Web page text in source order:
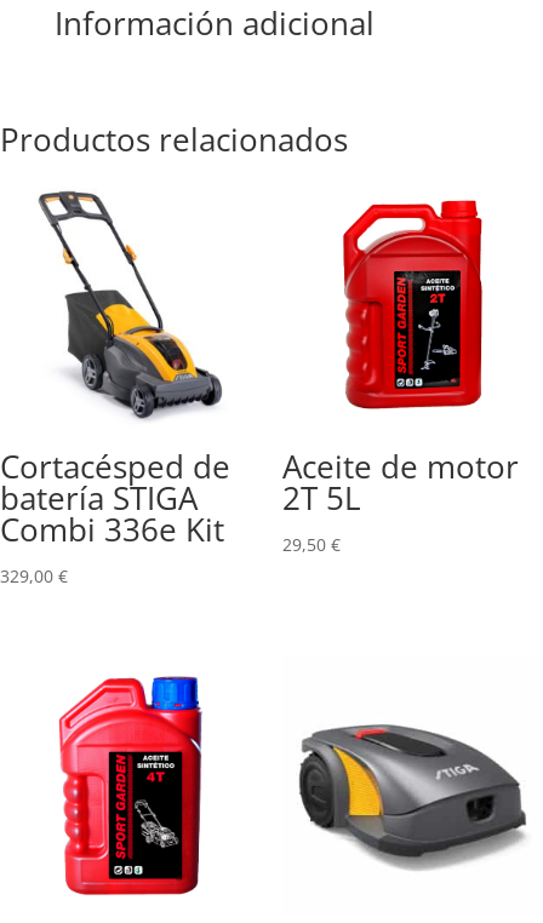
Información adicional
Productos relacionados
Cortacésped de
batería STIGA
Combi 336e Kit
329,00 €
Aceite de motor
2T 5L
29,50 €